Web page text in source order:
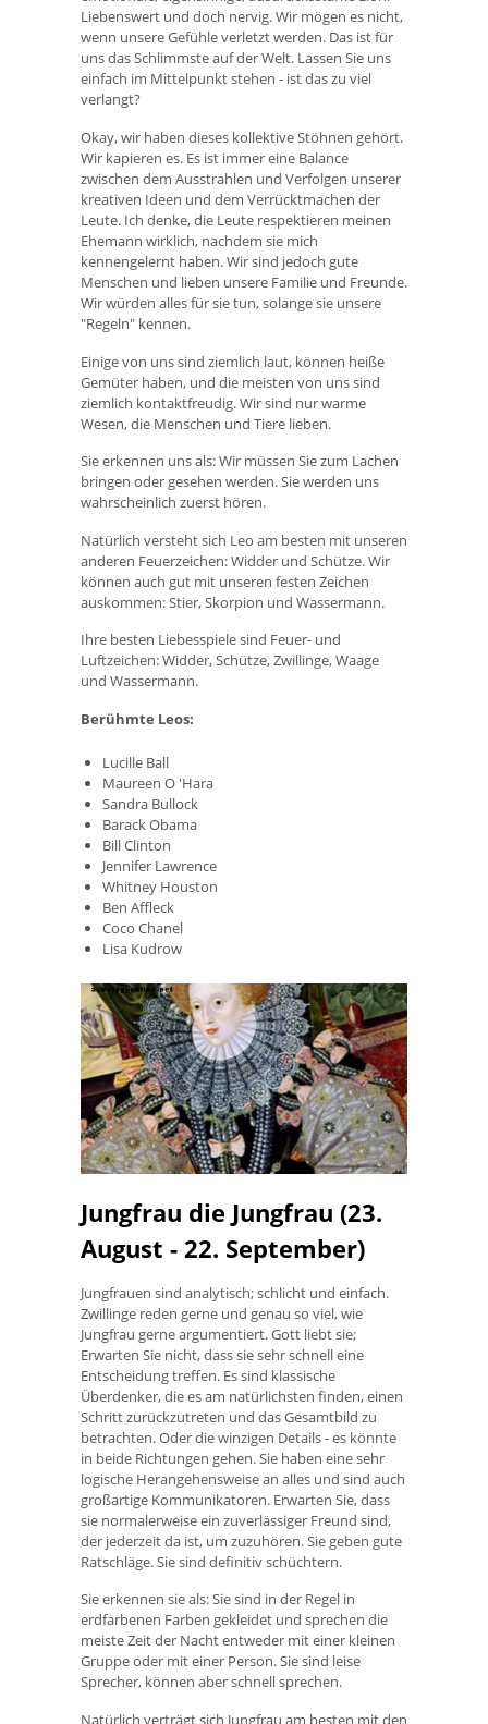
Liebenswert und doch nervig. Wir mögen es nicht,
wenn unsere Gefühle verletzt werden. Das ist für
uns das Schlimmste auf der Welt. Lassen Sie uns
einfach im Mittelpunkt stehen - ist das zu viel
verlangt?
Okay, wir haben dieses kollektive Stöhnen gehört.
Wir kapieren es. Es ist immer eine Balance
zwischen dem Ausstrahlen und Verfolgen unserer
kreativen Ideen und dem Verrücktmachen der
Leute. Ich denke, die Leute respektieren meinen
Ehemann wirklich, nachdem sie mich
kennengelernt haben. Wir sind jedoch gute
Menschen und lieben unsere Familie und Freunde.
Wir würden alles für sie tun, solange sie unsere
"Regeln" kennen.
Einige von uns sind ziemlich laut, können heiße
Gemüter haben, und die meisten von uns sind
ziemlich kontaktfreudig. Wir sind nur warme
Wesen, die Menschen und Tiere lieben.
Sie erkennen uns als: Wir müssen Sie zum Lachen
bringen oder gesehen werden. Sie werden uns
wahrscheinlich zuerst hören.
Natürlich versteht sich Leo am besten mit unseren
anderen Feuerzeichen: Widder und Schütze. Wir
können auch gut mit unseren festen Zeichen
auskommen: Stier, Skorpion und Wassermann.
Ihre besten Liebesspiele sind Feuer- und
Luftzeichen: Widder, Schütze, Zwillinge, Waage
und Wassermann.
Berühmte Leos:
Lucille Ball
Maureen O 'Hara
Sandra Bullock
Barack Obama
Bill Clinton
Jennifer Lawrence
Whitney Houston
Ben Affleck
Coco Chanel
Lisa Kudrow
Jungfrau die Jungfrau (23.
August - 22. September)
Jungfrauen sind analytisch; schlicht und einfach.
Zwillinge reden gerne und genau so viel, wie
Jungfrau gerne argumentiert. Gott liebt sie;
Erwarten Sie nicht, dass sie sehr schnell eine
Entscheidung treffen. Es sind klassische
Überdenker, die es am natürlichsten finden, einen
Schritt zurückzutreten und das Gesamtbild zu
betrachten. Oder die winzigen Details - es könnte
in beide Richtungen gehen. Sie haben eine sehr
logische Herangehensweise an alles und sind auch
großartige Kommunikatoren. Erwarten Sie, dass
sie normalerweise ein zuverlässiger Freund sind,
der jederzeit da ist, um zuzuhören. Sie geben gute
Ratschläge. Sie sind definitiv schüchtern.
Sie erkennen sie als: Sie sind in der Regel in
erdfarbenen Farben gekleidet und sprechen die
meiste Zeit der Nacht entweder mit einer kleinen
Gruppe oder mit einer Person. Sie sind leise
Sprecher, können aber schnell sprechen.
Natürlich verträgt sich Jungfrau am besten mit den